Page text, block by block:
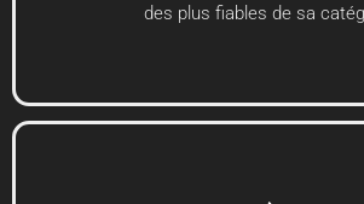
des plus fiables de sa